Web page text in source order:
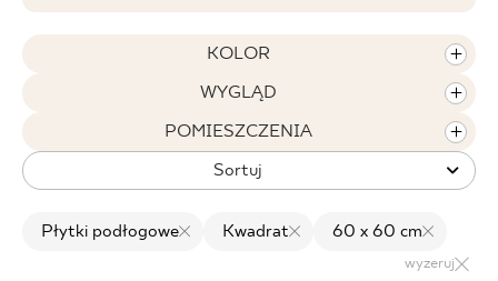
KOLOR
WYGLĄD
POMIESZCZENIA
Sortuj
Płytki podłogowe Kwadrat 60 x 60 cm
wyzeruj